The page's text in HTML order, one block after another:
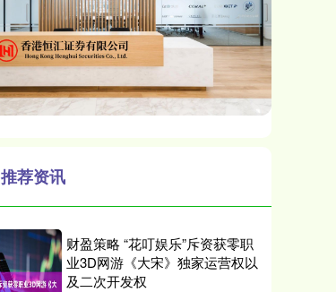
推荐资讯
财盈策略 “花叮娱乐”斥资获零职
业3D网游《大宋》独家运营权以
及二次开发权